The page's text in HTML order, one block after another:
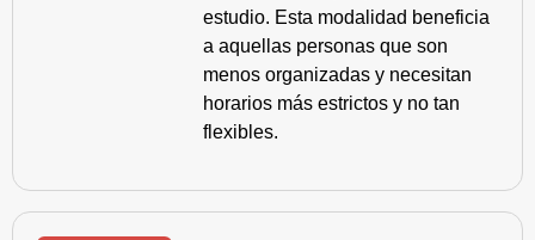
estudio. Esta modalidad beneficia
a aquellas personas que son
menos organizadas y necesitan
horarios más estrictos y no tan
flexibles.